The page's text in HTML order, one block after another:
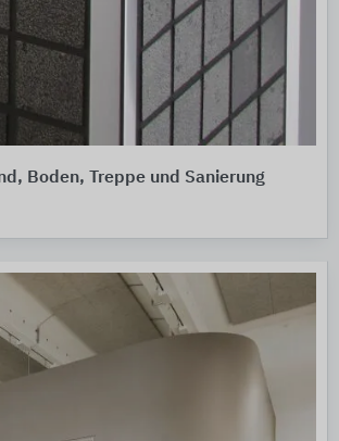
Boden, Treppe und Sanierung